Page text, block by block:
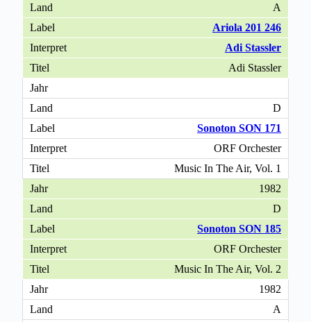
A
Ariola 201 246
Adi Stassler
Adi Stassler
D
Sonoton SON 171
ORF Orchester
Music In The Air, Vol. 1
1982
D
Sonoton SON 185
ORF Orchester
Music In The Air, Vol. 2
1982
A